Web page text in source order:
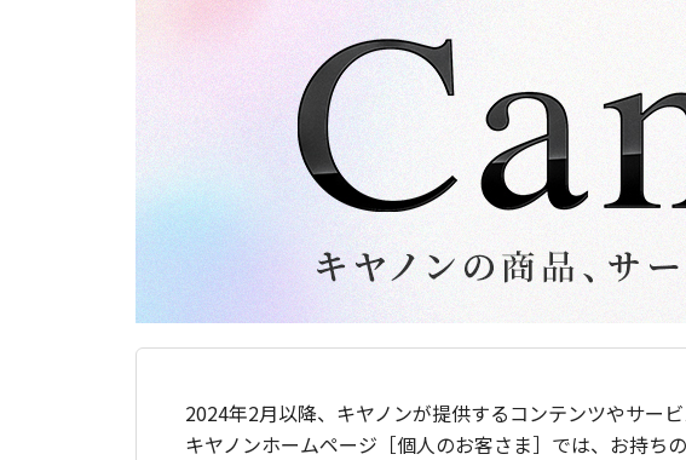
2024年2月以降、キヤノンが提供するコンテンツやサー
キヤノンホームページ［個人のお客さま］では、お持ち